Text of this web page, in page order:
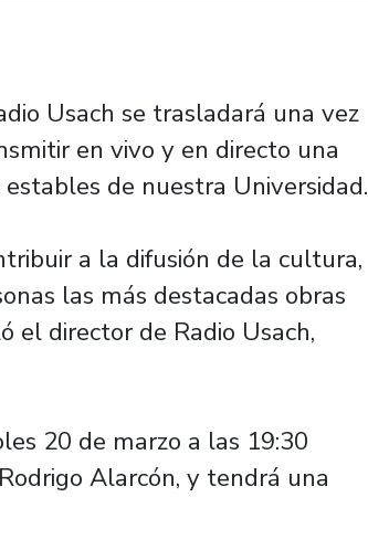
Usach se trasladará una vez
en vivo y en directo una
de nuestra Universidad.
a la difusión de la cultura,
las más destacadas obras
el director de Radio Usach,
20 de marzo a las 19:30
Alarcón, y tendrá una